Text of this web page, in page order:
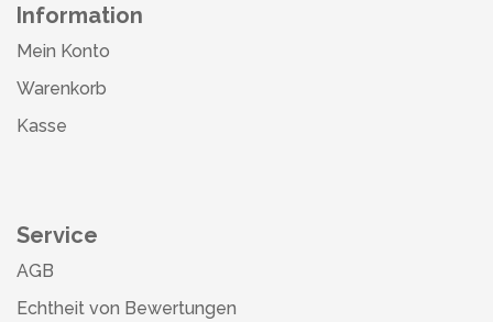
Information
Mein Konto
Warenkorb
Kasse
Service
AGB
Echtheit von Bewertungen